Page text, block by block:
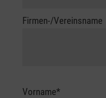
Firmen-/Vereinsname
Vorname*